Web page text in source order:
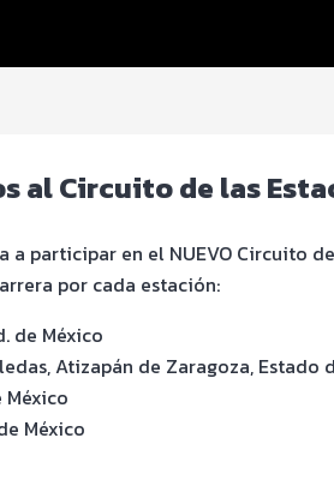
al Circuito de las
a participar en el NUEVO Circuito
por cada estación:
de México
Atizapán de Zaragoza, Estado
México
México